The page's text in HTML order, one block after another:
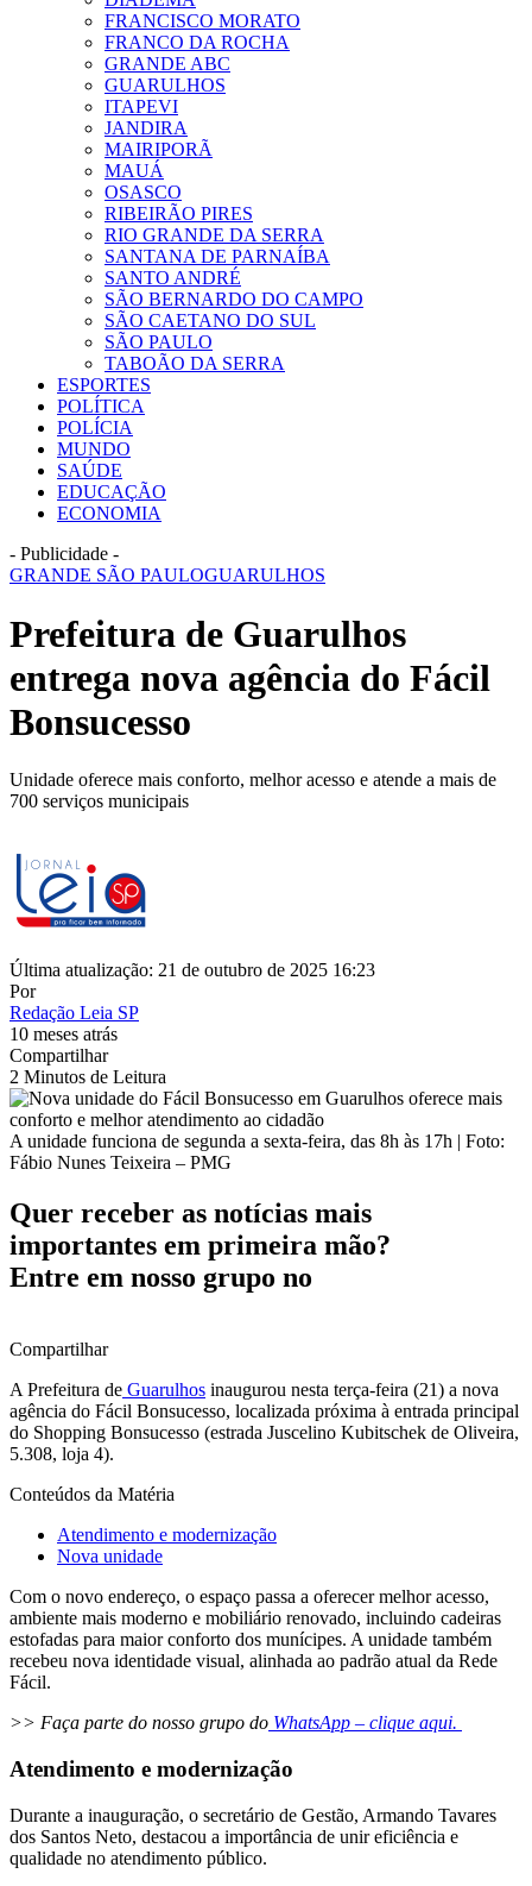
FRANCISCO MORATO
FRANCO DA ROCHA
GRANDE ABC
GUARULHOS
ITAPEVI
JANDIRA
MAIRIPORÃ
MAUÁ
OSASCO
RIBEIRÃO PIRES
RIO GRANDE DA SERRA
SANTANA DE PARNAÍBA
SANTO ANDRÉ
SÃO BERNARDO DO CAMPO
SÃO CAETANO DO SUL
SÃO PAULO
TABOÃO DA SERRA
ESPORTES
POLÍTICA
POLÍCIA
MUNDO
SAÚDE
EDUCAÇÃO
ECONOMIA
- Publicidade -
GRANDE SÃO PAULOGUARULHOS
Prefeitura de Guarulhos
entrega nova agência do Fácil
Bonsucesso
Unidade oferece mais conforto, melhor acesso e atende a mais de
700 serviços municipais
Última atualização: 21 de outubro de 2025 16:23
Por
Redação Leia SP
10 meses atrás
Compartilhar
2 Minutos de Leitura
A unidade funciona de segunda a sexta-feira, das 8h às 17h | Foto:
Fábio Nunes Teixeira – PMG
Quer receber as notícias mais
importantes em primeira mão?
Entre em nosso grupo no
Compartilhar
A Prefeitura de Guarulhos inaugurou nesta terça-feira (21) a nova
agência do Fácil Bonsucesso, localizada próxima à entrada principal
do Shopping Bonsucesso (estrada Juscelino Kubitschek de Oliveira,
5.308, loja 4).
Conteúdos da Matéria
Atendimento e modernização
Nova unidade
Com o novo endereço, o espaço passa a oferecer melhor acesso,
ambiente mais moderno e mobiliário renovado, incluindo cadeiras
estofadas para maior conforto dos munícipes. A unidade também
recebeu nova identidade visual, alinhada ao padrão atual da Rede
Fácil.
>> Faça parte do nosso grupo do WhatsApp – clique aqui.
Atendimento e modernização
Durante a inauguração, o secretário de Gestão, Armando Tavares
dos Santos Neto, destacou a importância de unir eficiência e
qualidade no atendimento público.